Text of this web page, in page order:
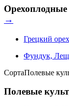
→
Грецкий орех
Фундук,
СортаПолевые
Полевые